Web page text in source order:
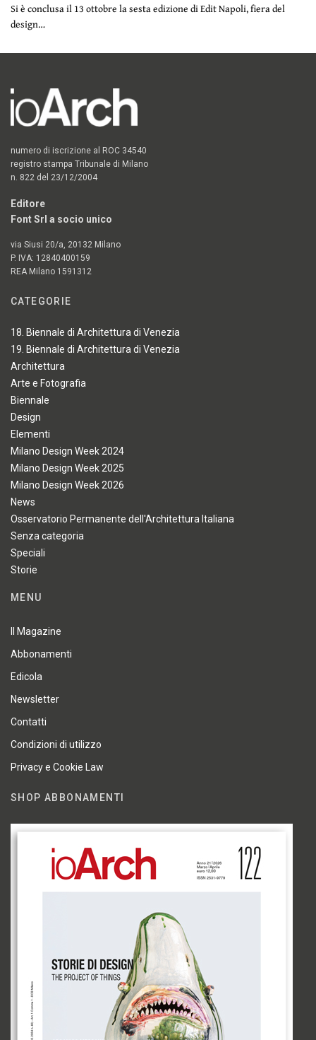
Si è conclusa il 13 ottobre la sesta edizione di Edit Napoli, fiera del
design…
numero di iscrizione al ROC 34540
registro stampa Tribunale di Milano
n. 822 del 23/12/2004
Editore
Font Srl a socio unico
via Siusi 20/a, 20132 Milano
P. IVA: 12840400159
REA Milano 1591312
CATEGORIE
18. Biennale di Architettura di Venezia
19. Biennale di Architettura di Venezia
Architettura
Arte e Fotografia
Biennale
Design
Elementi
Milano Design Week 2024
Milano Design Week 2025
Milano Design Week 2026
News
Osservatorio Permanente dell'Architettura Italiana
Senza categoria
Speciali
Storie
MENU
Il Magazine
Abbonamenti
Edicola
Newsletter
Contatti
Condizioni di utilizzo
Privacy e Cookie Law
SHOP ABBONAMENTI